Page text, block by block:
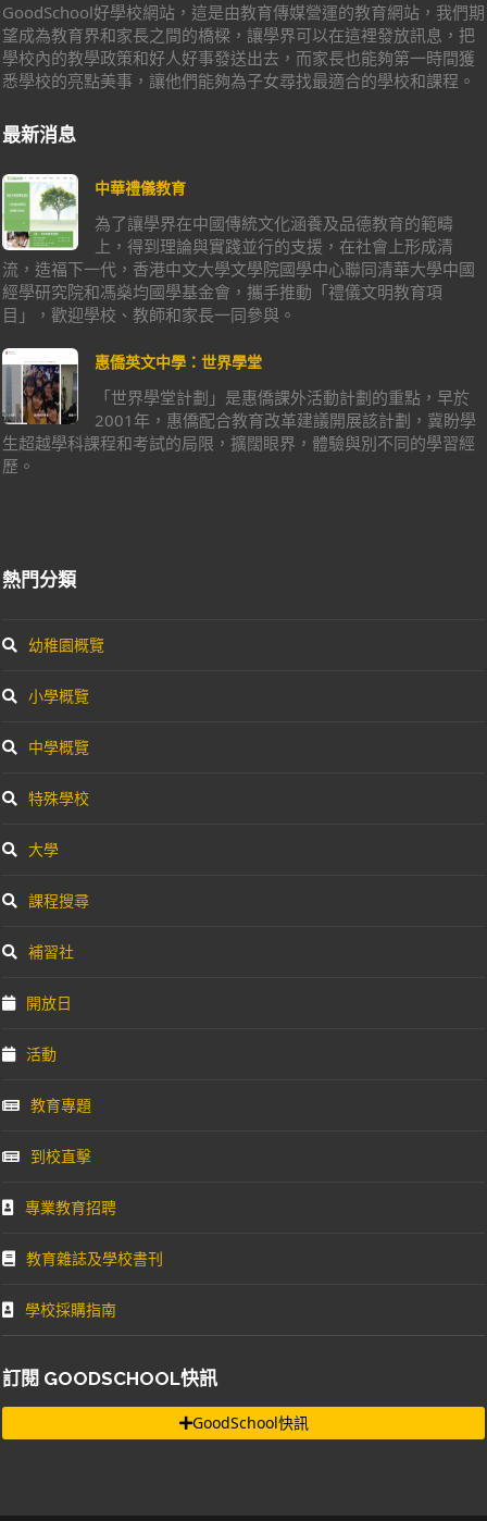
GoodSchool好學校網站，這是由教育傳媒營運的教育網站，我們期
望成為教育界和家長之間的橋樑，讓學界可以在這裡發放訊息，把
學校內的教學政策和好人好事發送出去，而家長也能夠第一時間獲
悉學校的亮點美事，讓他們能夠為子女尋找最適合的學校和課程。
最新消息
中華禮儀教育
為了讓學界在中國傳統文化涵養及品德教育的範疇
上，得到理論與實踐並行的支援，在社會上形成清
流，造福下一代，香港中文大學文學院國學中心聯同清華大學中國
經學研究院和馮燊均國學基金會，攜手推動「禮儀文明教育項
目」，歡迎學校、教師和家長一同參與。
惠僑英文中學：世界學堂
「世界學堂計劃」是惠僑課外活動計劃的重點，早於
2001年，惠僑配合教育改革建議開展該計劃，冀盼學
生超越學科課程和考試的局限，擴闊眼界，體驗與別不同的學習經
歷。
熱門分類
幼稚園概覽
小學概覽
中學概覽
特殊學校
大學
課程搜尋
補習社
開放日
活動
教育專題
到校直擊
專業教育招聘
教育雜誌及學校書刊
學校採購指南
訂閱 GOODSCHOOL快訊
GoodSchool快訊